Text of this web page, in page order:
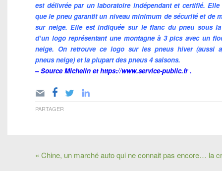
est délivrée par un laboratoire indépendant et certifié. Elle
que le pneu garantit un niveau minimum de sécurité et de
sur neige. Elle est indiquée sur le flanc du pneu sous
d’un logo représentant une montagne à 3 pics avec un
neige. On retrouve ce logo sur les pneus hiver (aussi
pneus neige) et la plupart des pneus 4 saisons.
– Source Michelin ethttps://www.service-public.fr.
PARTAGER
« Chine, un marché auto qui ne connait pas encore… la